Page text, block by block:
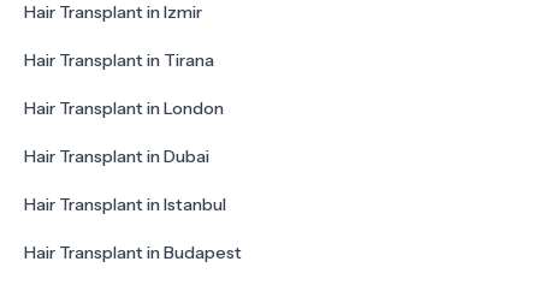
Hair Transplant in Izmir
Hair Transplant in Tirana
Hair Transplant in London
Hair Transplant in Dubai
Hair Transplant in Istanbul
Hair Transplant in Budapest